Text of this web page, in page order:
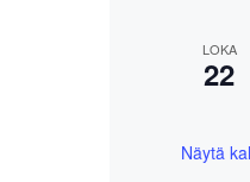
LOKA
22
Näytä